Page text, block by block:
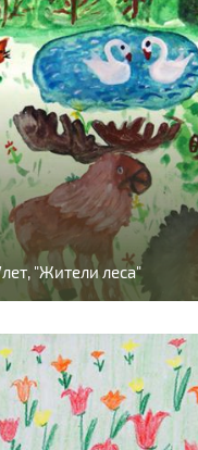
"Жители леса"